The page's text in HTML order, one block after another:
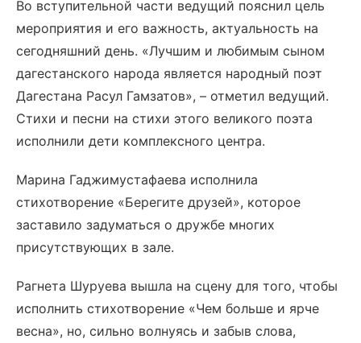
Во вступительной части ведущий пояснил цель
мероприятия и его важность, актуальность на
сегодняшний день. «Лучшим и любимым сыном
дагестанского народа является народный поэт
Дагестана Расул Гамзатов», – отметил ведущий.
Стихи и песни на стихи этого великого поэта
исполнили дети комплексного центра.
Марина Гаджимустафаева исполнила
стихотворение «Берегите друзей», которое
заставило задуматься о дружбе многих
присутствующих в зале.
Рагнета Шуруева вышла на сцену для того, чтобы
исполнить стихотворение «Чем больше и ярче
весна», но, сильно волнуясь и забыв слова,